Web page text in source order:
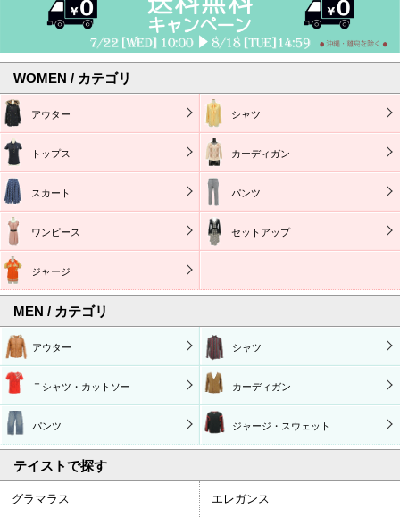
WOMEN / カテゴリ
アウター シャツ
トップス カーディガン
スカート パンツ
ワンピース セットアップ
ジャージ
MEN / カテゴリ
アウター シャツ
Ｔシャツ・カットソー カーディガン
パンツ ジャージ・スウェット
テイストで探す
グラマラス エレガンス